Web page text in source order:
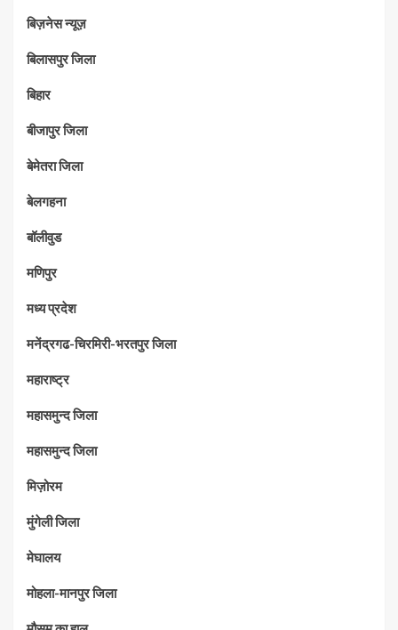
बिज़नेस न्यूज़
बिलासपुर जिला
बिहार
बीजापुर जिला
बेमेतरा जिला
बेलगहना
बॉलीवुड
मणिपुर
मध्‍य प्रदेश
मनेंद्रगढ-चिरमिरी-भरतपुर जिला
महाराष्‍ट्र
महासमुन्द जिला
महासमुन्द जिला
मिज़ोरम
मुंगेली जिला
मेघालय
मोहला-मानपुर जिला